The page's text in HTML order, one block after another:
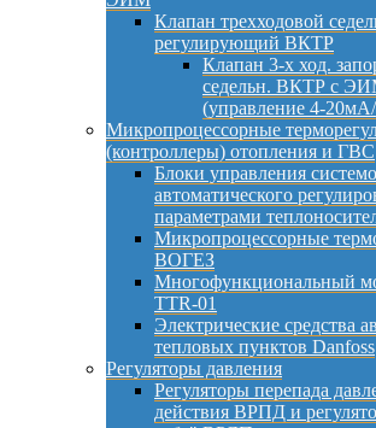
Клапан трехходовой
регулирующий ВКТР
Клапан 3-х ход.
седельн. ВКТР с
(управление 4-
Микропроцессорные
(контроллеры) отопления и ГВС
Блоки управления
автоматического
параметрами
Микропроцессорные
ВОГЕЗ
Многофункциональный
TTR-01
Электрические средства
тепловых пунктов Danfoss
Регуляторы давления
Регуляторы перепада
действия ВРПД и